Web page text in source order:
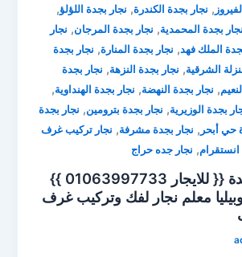
, نجار بجدة الكندرة, نجار بجدة اللؤلؤ,
نجار بجدة المحمدية, نجار بجدة المرجان, نجار
الملك فهد, نجار بجدة المنارة, نجار بجدة
الشرقية, نجار بجدة النزهة, نجار بجدة
, نجار بجدة النهضة, نجار بجدة الهنداوية,
بجدة الوزيرية, نجار بجدة بترومين, نجار بجدة
حي أبحر , نجار بجدة مشرفة, نجار تركيب غرف
, نجار جده حراج
افضل نجار بجدة {{ للايجار 01063997733 }}
فك تركيب الموبيليا ⁦معلم نجار لفك وتركيب غرف